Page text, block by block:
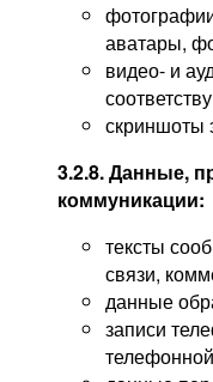
аватары,
видео- и
скриншоты
3.2.8. Данные,
коммуникации:
тексты
связи,
данные
записи